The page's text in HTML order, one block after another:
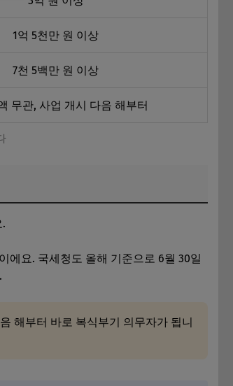
1억 5천만 원 이상
7천 5백만 원 이상
무관, 사업 개시 다음 해부터
이에요. 국세청도 올해 기준으로 6월 30일
해부터 바로 복식부기 의무자가 됩니